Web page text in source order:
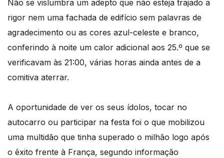
Não se vislumbra um adepto que não esteja trajado a
rigor nem uma fachada de edifício sem palavras de
agradecimento ou as cores azul-celeste e branco,
conferindo à noite um calor adicional aos 25.º que se
verificavam às 21:00, várias horas ainda antes de a
comitiva aterrar.
A oportunidade de ver os seus ídolos, tocar no
autocarro ou participar na festa foi o que mobilizou
uma multidão que tinha superado o milhão logo após
o êxito frente à França, segundo informação